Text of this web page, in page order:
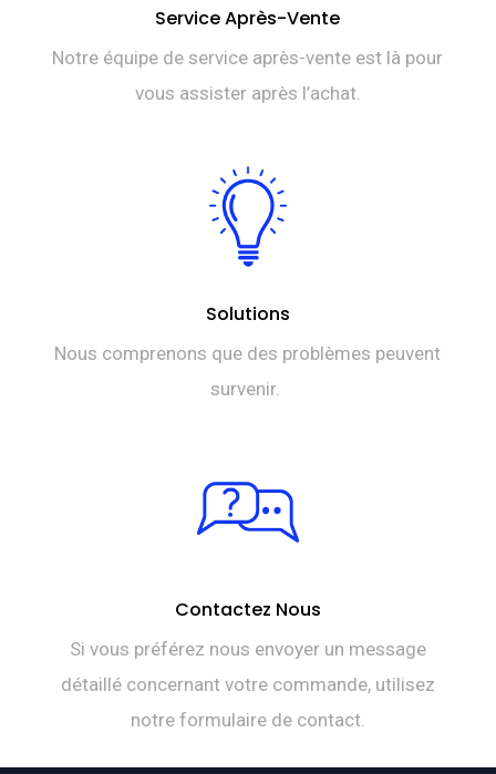
Service Après-Vente
Notre équipe de service après-vente est là pour
vous assister après l’achat.
Solutions
Nous comprenons que des problèmes peuvent
survenir.
Contactez Nous
Si vous préférez nous envoyer un message
détaillé concernant votre commande, utilisez
notre formulaire de contact.